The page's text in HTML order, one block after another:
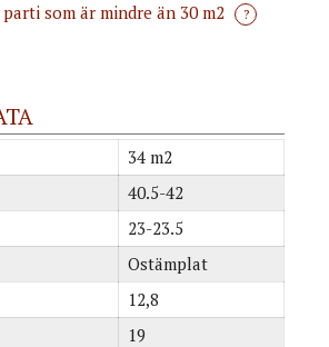
som är mindre än 30 m2 ?
34 m2
40.5-42
23-23.5
Ostämplat
12,8
19